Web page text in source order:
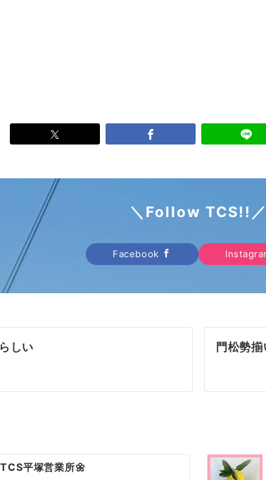
＼Follow TCS!!／
Facebook
しい
門松勢揃
平塚営業所🌼